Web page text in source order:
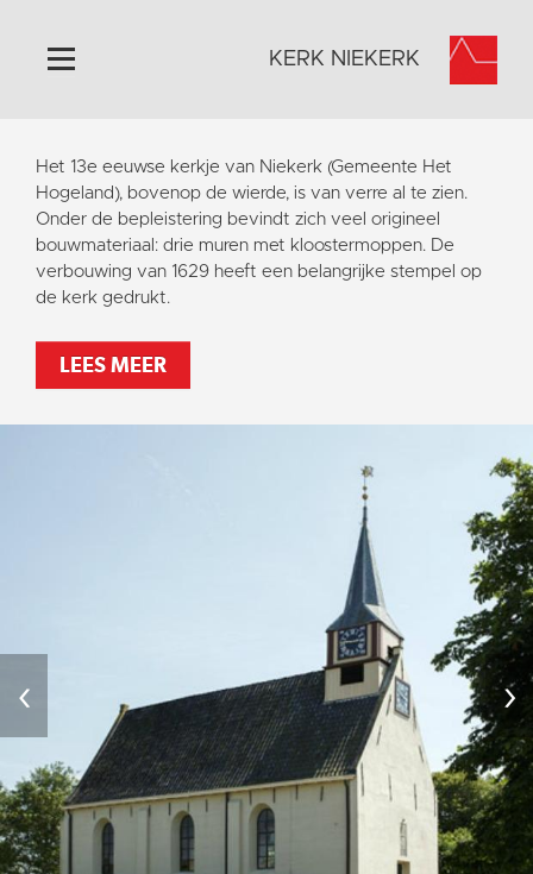
Home
Algemeen
Historie
Omgeving
Activiteiten
Steun ons
Contact
Vaktaal
KERK NIEKERK
Het 13e eeuwse kerkje van Niekerk (Gemeente Het
Hogeland), bovenop de wierde, is van verre al te zien.
Onder de bepleistering bevindt zich veel origineel
bouwmateriaal: drie muren met kloostermoppen. De
verbouwing van 1629 heeft een belangrijke stempel op
de kerk gedrukt.
LEES MEER
‹ ›